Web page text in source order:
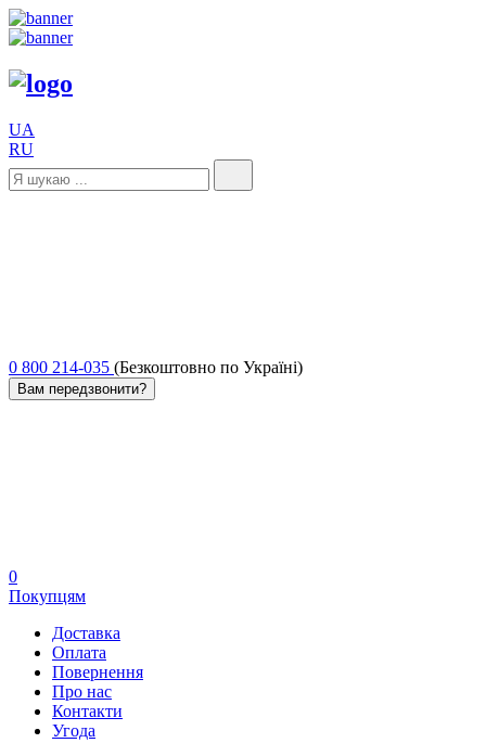
UA
RU
0 800 214-035 (Безкоштовно по Україні)
Вам передзвонити?
0
Покупцям
Доставка
Оплата
Повернення
Про нас
Контакти
Угода